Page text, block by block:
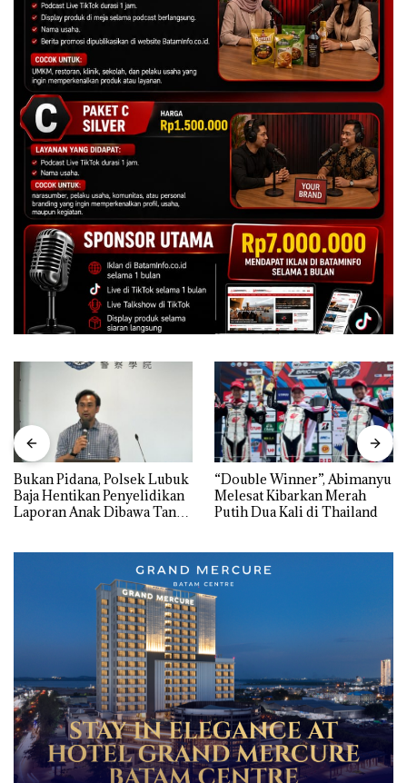
Bukan Pidana, Polsek Lubuk
Baja Hentikan Penyelidikan
Laporan Anak Dibawa Tanpa
“Double Winner”, Abimanyu
Melesat Kibarkan Merah
Putih Dua Kali di Thailand